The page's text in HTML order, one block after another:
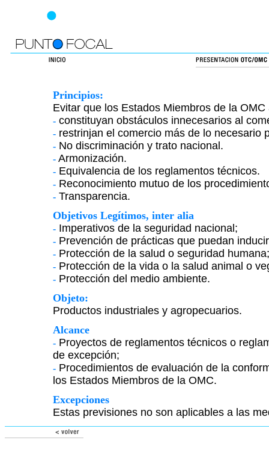
Principios:
Evitar que los Estados Miembros de la
- constituyan obstáculos innecesarios al
- restrinjan el comercio más de lo necesario
- No discriminación y trato nacional.
- Armonización.
- Equivalencia de los reglamentos técnicos.
- Reconocimiento mutuo de los
- Transparencia.
Objetivos Legítimos, inter alia
- Imperativos de la seguridad nacional;
- Prevención de prácticas que puedan
- Protección de la salud o seguridad humana;
- Protección de la vida o la salud animal o
- Protección del medio ambiente.
Objeto:
Productos industriales y agropecuarios.
Alcance
- Proyectos de reglamentos técnicos o
de excepción;
- Procedimientos de evaluación de la
los Estados Miembros de la OMC.
Excepciones
Estas previsiones no son aplicables a las